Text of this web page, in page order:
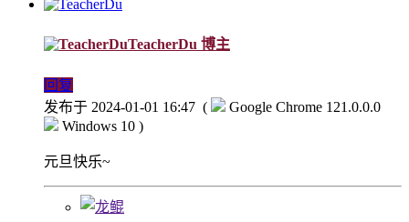
TeacherDu 博主
回复
发布于 2024-01-01 16:47 (
Google Chrome 121.0.0.0
Windows 10 )
元旦快乐~